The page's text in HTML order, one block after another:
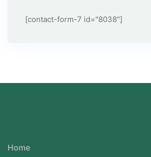
[contact-form-7 id="8038"]
Home